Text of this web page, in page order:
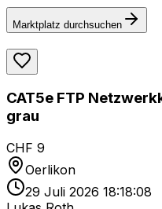
Marktplatz durchsuchen
CAT5e FTP
grau
CHF 9
Oerlikon
29 Juli 2026 18:18:08